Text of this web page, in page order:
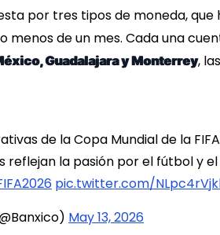
por tres tipos de moneda,
menos de un mes. Cada una
Guadalajara y Monterrey,
de la Copa Mundial de la FIFA
reflejan la pasión por el fútbol y
pic.twitter.com/
May 13, 2026